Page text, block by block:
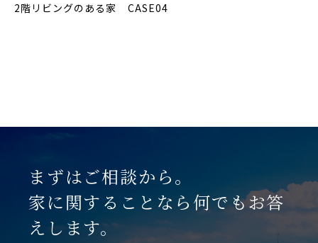
2階リビングのある家 CASE04
まずはご相談から。
家に関することなら何でもお答
えします。